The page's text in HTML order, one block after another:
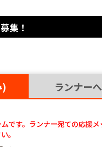
集！
ランナー
です。ランナー宛ての応援
。